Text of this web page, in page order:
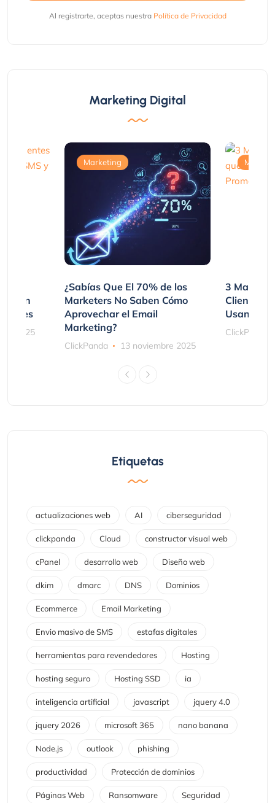
Al registrarte, aceptas nuestra Política de Privacidad
Marketing Digital
2025
Marketing
¿Sabías Que El 70% de los
Marketers No Saben Cómo
Aprovechar el Email
Marketing?
ClickPanda 13 noviembre 2025
3
Clientes
Usando
ClickPanda
Etiquetas
actualizaciones web AI ciberseguridad
clickpanda Cloud constructor visual web
cPanel desarrollo web Diseño web
dkim dmarc DNS Dominios
Ecommerce Email Marketing
Envio masivo de SMS estafas digitales
herramientas para revendedores Hosting
hosting seguro Hosting SSD ia
inteligencia artificial javascript jquery 4.0
jquery 2026 microsoft 365 nano banana
Node.js outlook phishing
productividad Protección de dominios
Páginas Web Ransomware Seguridad